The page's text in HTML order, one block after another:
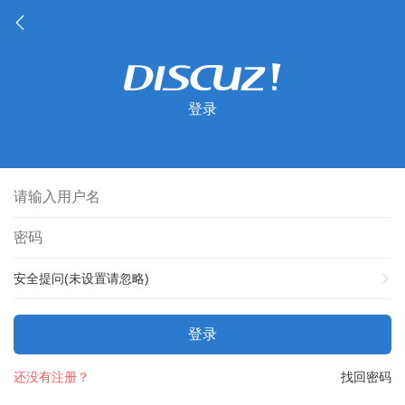
登录
安全提问(未设置请忽略)
登录
找回密码
还没有注册？